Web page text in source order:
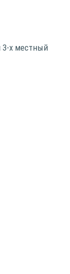
3-х местный